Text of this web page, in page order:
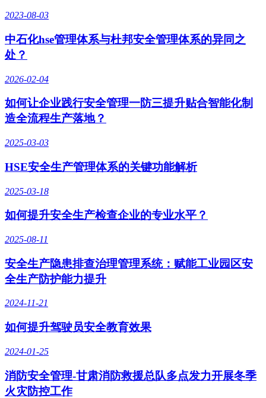
2023-08-03
中石化hse管理体系与杜邦安全管理体系的异同之
处？
2026-02-04
如何让企业践行安全管理一防三提升贴合智能化制
造全流程生产落地？
2025-03-03
HSE安全生产管理体系的关键功能解析
2025-03-18
如何提升安全生产检查企业的专业水平？
2025-08-11
安全生产隐患排查治理管理系统：赋能工业园区安
全生产防护能力提升
2024-11-21
如何提升驾驶员安全教育效果
2024-01-25
消防安全管理-甘肃消防救援总队多点发力开展冬季
火灾防控工作